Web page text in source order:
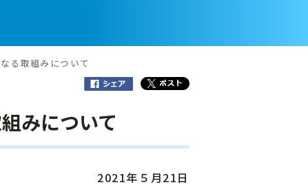
る取組みについて
みについて
2021年５月21日